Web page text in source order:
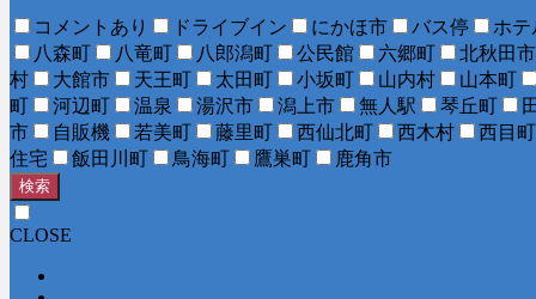
コメントあり ドライブイン にかほ市 バス停
ホテ
八森町
八竜町 八郎潟町 公民館 六郷町
北秋田市
村
大館市 天王町 太田町 小坂町 山内村
山本町
町
河辺町 温泉 湯沢市 潟上市 無人駅 琴丘町
市
自販機 若美町 藤里町 西仙北町 西木村
西目町
住宅
飯田川町 鳥海町 鷹巣町 鹿角市
検索
CLOSE